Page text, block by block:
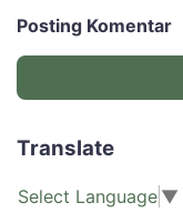
Posting Komentar
Translate
Select Language ▼